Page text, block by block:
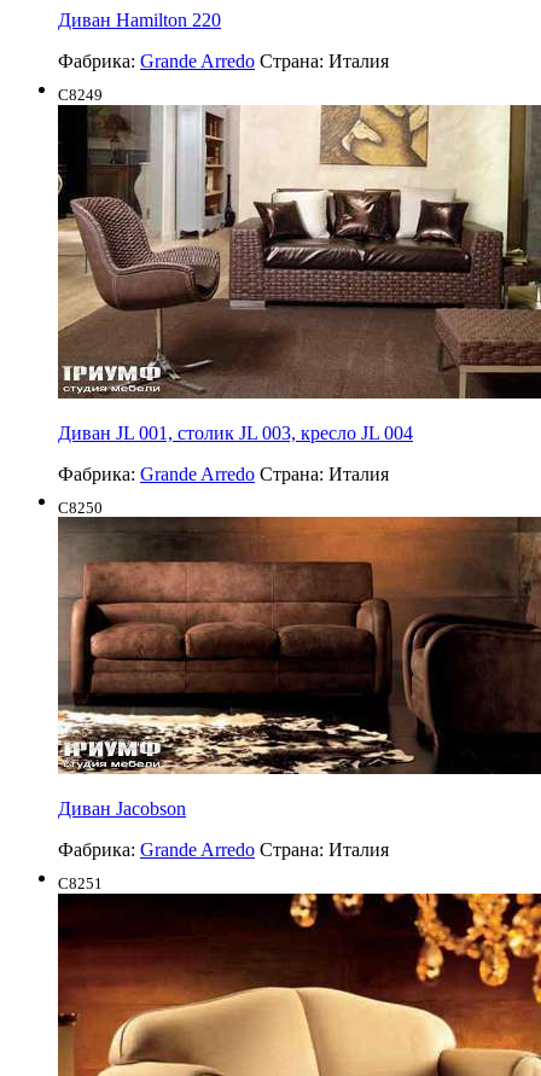
Диван Hamilton 220
Фабрика: Grande Arredo Страна: Италия
C8249
Диван JL 001, столик JL 003, кресло JL 004
Фабрика: Grande Arredo Страна: Италия
C8250
Диван Jacobson
Фабрика: Grande Arredo Страна: Италия
C8251